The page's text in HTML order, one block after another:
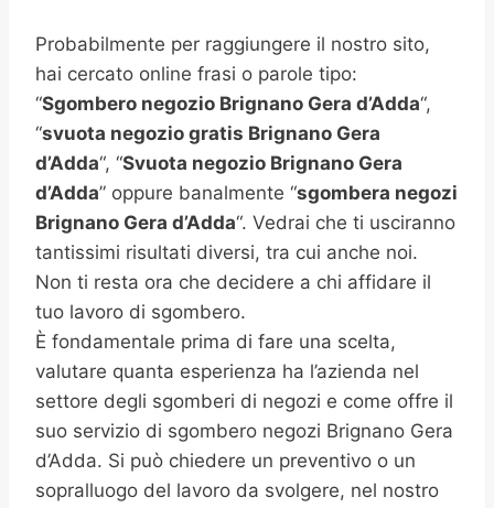
Probabilmente per raggiungere il nostro sito,
hai cercato online frasi o parole tipo:
“Sgombero negozio Brignano Gera d’Adda“,
“svuota negozio gratis Brignano Gera
d’Adda“, “Svuota negozio Brignano Gera
d’Adda” oppure banalmente “sgombera negozi
Brignano Gera d’Adda“. Vedrai che ti usciranno
tantissimi risultati diversi, tra cui anche noi.
Non ti resta ora che decidere a chi affidare il
tuo lavoro di sgombero.
È fondamentale prima di fare una scelta,
valutare quanta esperienza ha l’azienda nel
settore degli sgomberi di negozi e come offre il
suo servizio di sgombero negozi Brignano Gera
d’Adda. Si può chiedere un preventivo o un
sopralluogo del lavoro da svolgere, nel nostro